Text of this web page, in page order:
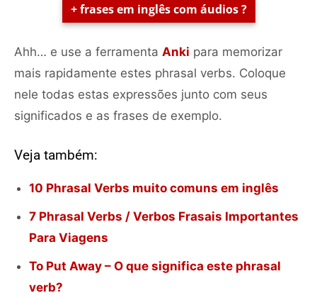
+ frases em inglês com áudios ?
Ahh… e use a ferramenta Anki para memorizar
mais rapidamente estes phrasal verbs. Coloque
nele todas estas expressões junto com seus
significados e as frases de exemplo.
Veja também:
10 Phrasal Verbs muito comuns em inglês
7 Phrasal Verbs / Verbos Frasais Importantes
Para Viagens
To Put Away – O que significa este phrasal
verb?